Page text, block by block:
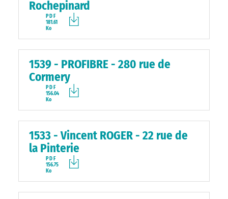
Rochepinard
PDF
181.61
Ko
1539 - PROFIBRE - 280 rue de
Cormery
PDF
156.04
Ko
1533 - Vincent ROGER - 22 rue de
la Pinterie
PDF
156.75
Ko